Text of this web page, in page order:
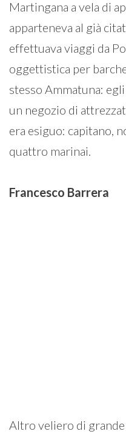
Martingana a vela di
apparteneva al già
effettuava viaggi da
oggettistica per
stesso Ammatuna:
un negozio di
era esiguo: capitano,
quattro marinai.
Francesco Barrera
Altro veliero di